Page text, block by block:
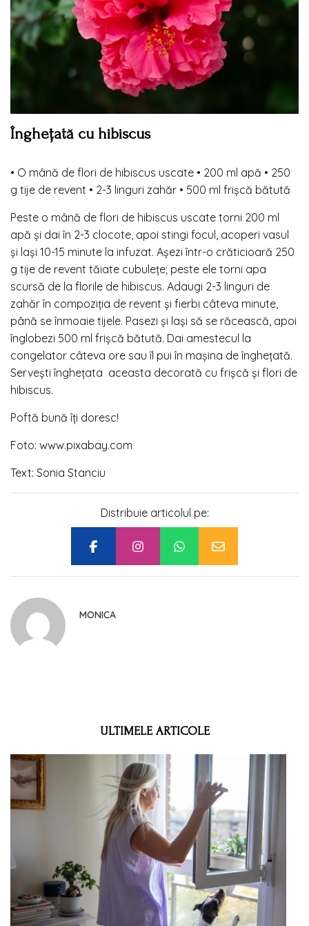
Înghețată cu hibiscus
• O mână de flori de hibiscus uscate • 200 ml apă • 250
g tije de revent • 2-3 linguri zahăr • 500 ml frișcă bătută
Peste o mână de flori de hibiscus uscate torni 200 ml
apă și dai în 2-3 clocote, apoi stingi focul, acoperi vasul
și lași 10-15 minute la infuzat. Așezi într-o crăticioară 250
g tije de revent tăiate cubulețe; peste ele torni apa
scursă de la florile de hibiscus. Adaugi 2-3 linguri de
zahăr în compoziția de revent și fierbi câteva minute,
până se înmoaie tijele. Pasezi și lași să se răcească, apoi
înglobezi 500 ml frișcă bătută. Dai amestecul la
congelator câteva ore sau îl pui în mașina de înghețată.
Servești înghețata aceasta decorată cu frișcă și flori de
hibiscus.
Poftă bună îți doresc!
Foto: www.pixabay.com
Text: Sonia Stanciu
Distribuie articolul pe:
MONICA
ULTIMELE ARTICOLE